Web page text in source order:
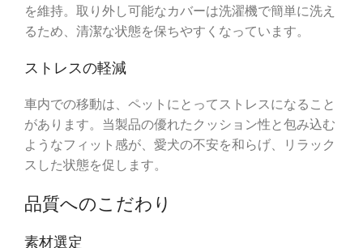
を維持。取り外し可能なカバーは洗濯機で簡単に洗え
るため、清潔な状態を保ちやすくなっています。
ストレスの軽減
車内での移動は、ペットにとってストレスになること
があります。当製品の優れたクッション性と包み込む
ようなフィット感が、愛犬の不安を和らげ、リラック
スした状態を促します。
品質へのこだわり
素材選定